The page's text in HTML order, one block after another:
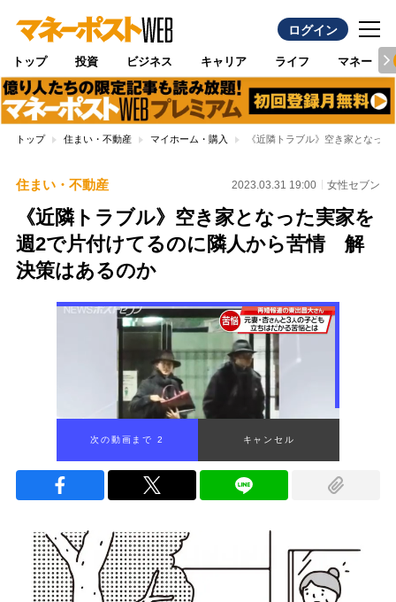
ログイン
トップ 投資 ビジネス キャリア ライフ マネー
トップ 住まい・不動産 マイホーム・購入 《近隣トラブル》空き家となっ
住まい・不動産 2023.03.31 19:00 女性セブン
《近隣トラブル》空き家となった実家を
週2で片付けてるのに隣人から苦情 解
決策はあるのか
次の動画まで 1 キャンセル